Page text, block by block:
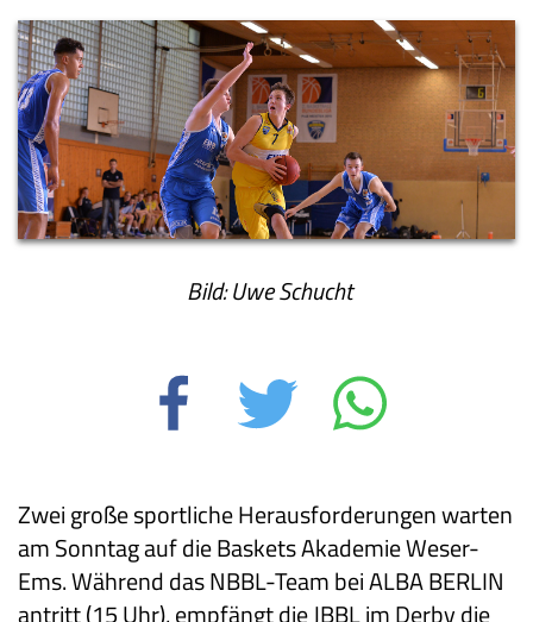
Bild: Uwe Schucht
Zwei große sportliche Herausforderungen warten
am Sonntag auf die Baskets Akademie Weser-
Ems. Während das NBBL-Team bei ALBA BERLIN
antritt (15 Uhr), empfängt die JBBL im Derby die